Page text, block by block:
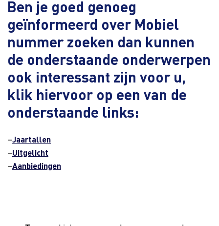
Ben je goed genoeg
geïnformeerd over Mobiel
nummer zoeken dan kunnen
de onderstaande onderwerpen
ook interessant zijn voor u,
klik hiervoor op een van de
onderstaande links:
–Jaartallen
–Uitgelicht
–Aanbiedingen